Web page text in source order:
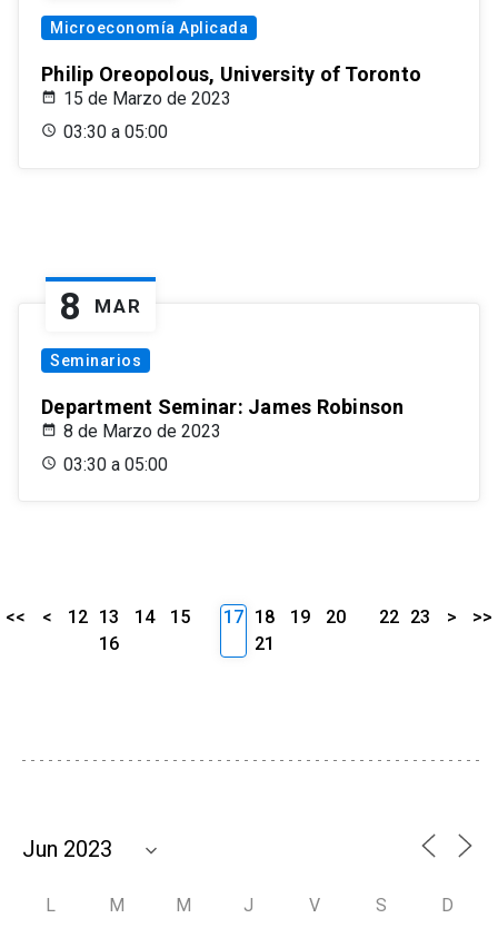
Microeconomía Aplicada
Philip Oreopolous, University of Toronto
15 de Marzo de 2023
03:30 a 05:00
8 MAR
Seminarios
Department Seminar: James Robinson
8 de Marzo de 2023
03:30 a 05:00
<< < 12 13 14
15
16
17 18 19
20
21
22 23 > >>
L M M J V S D